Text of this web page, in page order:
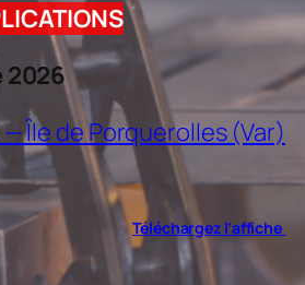
2026
Île de Porquerolles (Var)
Téléchargez l’affiche